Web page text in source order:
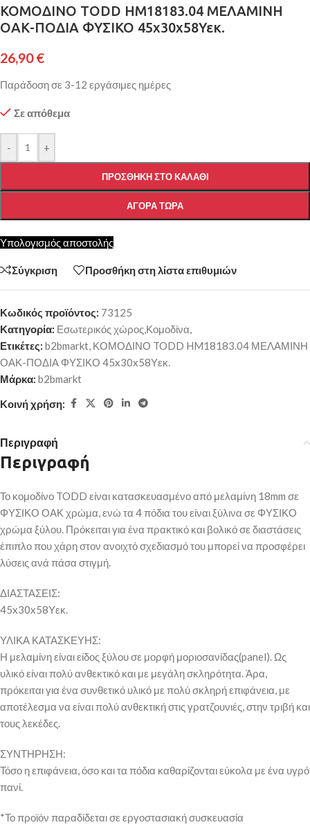
ΚΟΜΟΔΙΝΟ TODD HM18183.04 ΜΕΛΑΜΙΝΗ
ΟΑΚ-ΠΟΔΙΑ ΦΥΣΙΚΟ 45x30x58Υεκ.
26,90€
Παράδοση σε 3-12 εργάσιμες ημέρες
Σε απόθεμα
- +
ΠΡΟΣΘΉΚΗ ΣΤΟ ΚΑΛΆΘΙ
ΑΓΟΡΆ ΤΏΡΑ
Υπολογισμός αποστολής
Σύγκριση Προσθήκη στη λίστα επιθυμιών
Κωδικός προϊόντος: 73125
Κατηγορία: Εσωτερικός χώρος,Κομοδίνα,
Ετικέτες: b2bmarkt, ΚΟΜΟΔΙΝΟ TODD HM18183.04 ΜΕΛΑΜΙΝΗ
ΟΑΚ-ΠΟΔΙΑ ΦΥΣΙΚΟ 45x30x58Υεκ.
Μάρκα: b2bmarkt
Κοινή χρήση:
Περιγραφή
Περιγραφή
Το κομοδίνο TODD είναι κατασκευασμένο από μελαμίνη 18mm σε
ΦΥΣΙΚΟ ΟΑΚ χρώμα, ενώ τα 4 πόδια του είναι ξύλινα σε ΦΥΣΙΚΟ
χρώμα ξύλου. Πρόκειται για ένα πρακτικό και βολικό σε διαστάσεις
έπιπλο που χάρη στον ανοιχτό σχεδιασμό του μπορεί να προσφέρει
λύσεις ανά πάσα στιγμή.
ΔΙΑΣΤΑΣΕΙΣ:
45x30x58Υεκ.
ΥΛΙΚΑ ΚΑΤΑΣΚΕΥΗΣ:
Η μελαμίνη είναι είδος ξύλου σε μορφή μοριοσανίδας(panel). Ως
υλικό είναι πολύ ανθεκτικό και με μεγάλη σκληρότητα. Άρα,
πρόκειται για ένα συνθετικό υλικό με πολύ σκληρή επιφάνεια, με
αποτέλεσμα να είναι πολύ ανθεκτική στις γρατζουνιές, στην τριβή και
τους λεκέδες.
ΣΥΝΤΗΡΗΣΗ:
Τόσο η επιφάνεια, όσο και τα πόδια καθαρίζονται εύκολα με ένα υγρό
πανί.
*Το προϊόν παραδίδεται σε εργοστασιακή συσκευασία